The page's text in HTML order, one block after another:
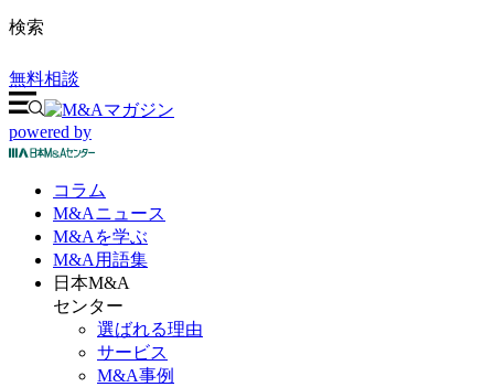
検索
無料相談
powered by
コラム
M&Aニュース
M&Aを学ぶ
M&A 用語集
日本M&A
センター
選ばれる理由
サービス
M&A事例